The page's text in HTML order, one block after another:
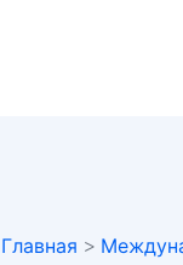
Главная >